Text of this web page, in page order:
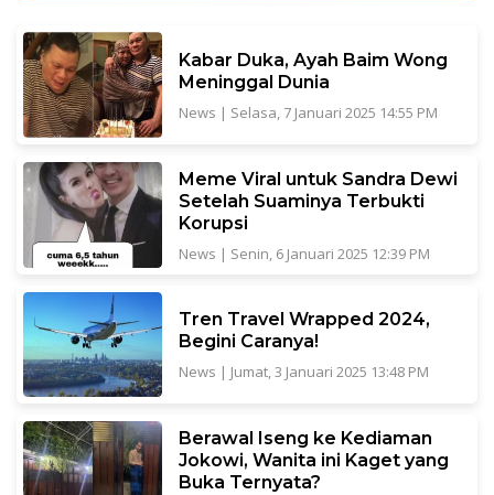
Kabar Duka, Ayah Baim Wong
Meninggal Dunia
News | Selasa, 7 Januari 2025 14:55 PM
Meme Viral untuk Sandra Dewi
Setelah Suaminya Terbukti
Korupsi
News | Senin, 6 Januari 2025 12:39 PM
Tren Travel Wrapped 2024,
Begini Caranya!
News | Jumat, 3 Januari 2025 13:48 PM
Berawal Iseng ke Kediaman
Jokowi, Wanita ini Kaget yang
Buka Ternyata?